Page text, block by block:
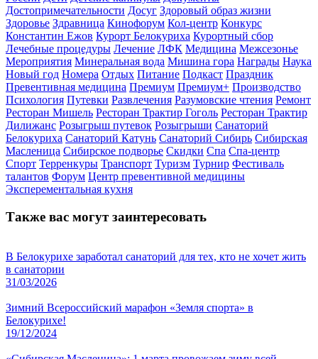
Достопримечательности Досуг Здоровый образ жизни
Здоровье Здравница Кинофорум Кол-центр Конкурс
Константин Ежов Курорт Белокуриха Курортный сбор
Лечебные процедуры Лечение ЛФК Медицина Межсезонье
Мероприятия Минеральная вода Мишина гора Награды Наука
Новый год Номера Отдых Питание Подкаст Праздник
Превентивная медицина Премиум Премиум+ Производство
Психология Путевки Развлечения Разумовские чтения Ремонт
Ресторан Мишель Ресторан Трактир Гоголь Ресторан Трактир
Дилижанс Розыгрыш путевок Розыгрыши Санаторий
Белокуриха Санаторий Катунь Санаторий Сибирь Сибирская
Масленица Сибирское подворье Скидки Спа Спа-центр
Спорт Терренкуры Транспорт Туризм Турнир Фестиваль
талантов Форум Центр превентивной медицины
Эксперементальная кухня
Также вас могут заинтересовать
В Белокурихе заработал санаторий для тех, кто не хочет жить
в санатории
31/03/2026
Зимний Всероссийский марафон «Земля спорта» в
Белокурихе!
19/12/2024